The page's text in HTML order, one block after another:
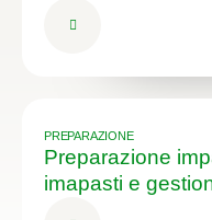
PREPARAZIONE
Preparazione
imapasti e